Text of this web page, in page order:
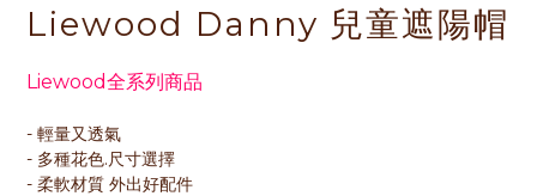
Liewood Danny 兒童遮陽帽
Liewood全系列商品
- 輕量又透氣
- 多種花色.尺寸選擇
- 柔軟材質 外出好配件